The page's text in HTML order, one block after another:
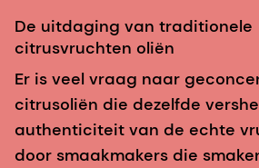
De uitdaging van traditionele
citrusvruchten oliën
Er is veel vraag naar
citrusoliën die dezelfde
authenticiteit van de echte
door smaakmakers die